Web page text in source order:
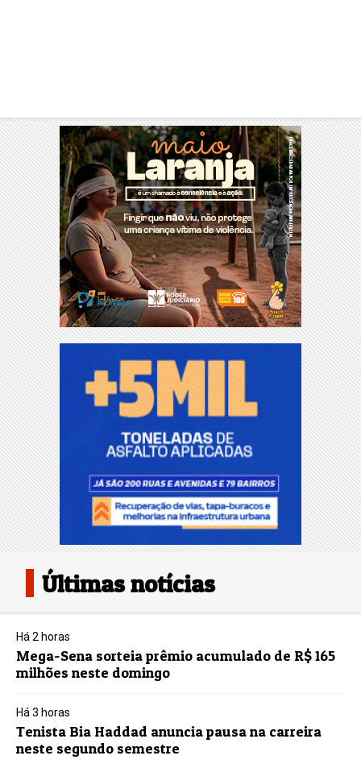
Últimas notícias
Há 2 horas
Mega-Sena sorteia prêmio acumulado de R$ 165
milhões neste domingo
Há 3 horas
Tenista Bia Haddad anuncia pausa na carreira
neste segundo semestre